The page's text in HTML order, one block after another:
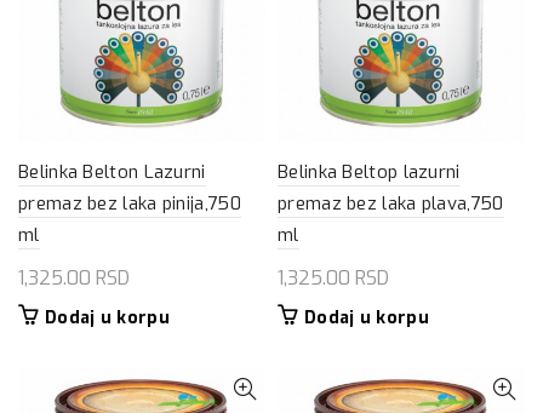
Belinka Belton Lazurni
premaz bez laka pinija,750
ml
1,325.00 RSD
Dodaj u korpu
Belinka Beltop lazurni
premaz bez laka plava,750
ml
1,325.00 RSD
Dodaj u korpu